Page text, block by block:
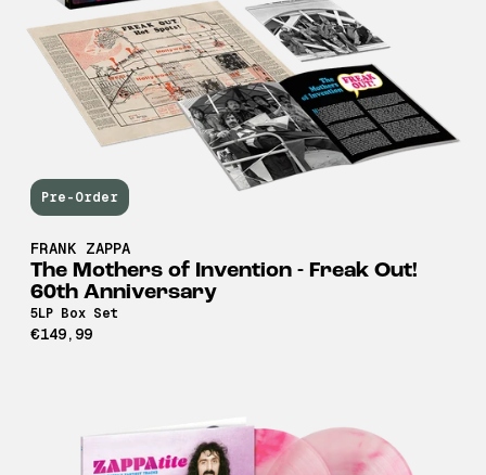
Pre-Order
FRANK ZAPPA
The Mothers of Invention - Freak Out!
60th Anniversary
5LP Box Set
€149,99